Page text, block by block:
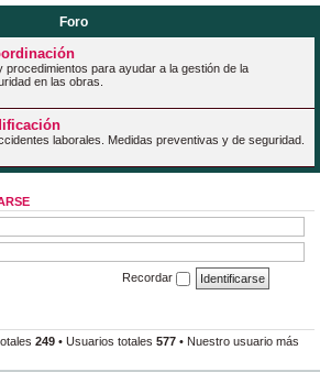
c
Foro
procedimientos para ayudar a la gestión de la
en las obras.
laborales. Medidas preventivas y de seguridad.
Recordar
249 • Usuarios totales 577 • Nuestro usuario más